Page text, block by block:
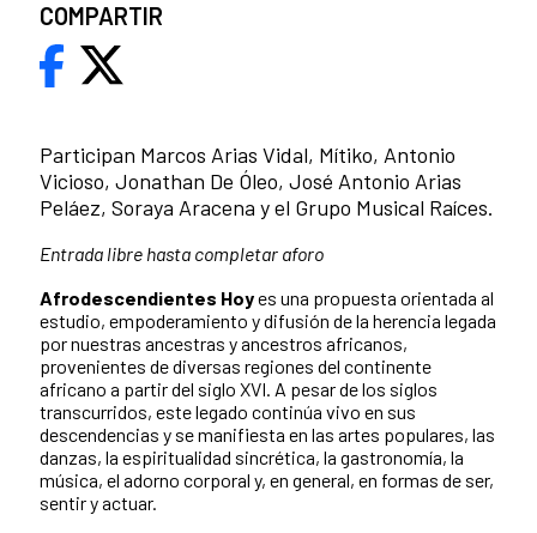
Participan Marcos Arias Vidal, Mítiko, Antonio
Vicioso, Jonathan De Óleo, José Antonio Arias
Peláez, Soraya Aracena y el Grupo Musical Raíces.
Entrada libre hasta completar aforo
Afrodescendientes Hoyes una propuesta orientada al
estudio, empoderamiento y difusión de la herencia legada
por nuestras ancestras y ancestros africanos,
provenientes de diversas regiones del continente
africano a partir del siglo XVI. A pesar de los siglos
transcurridos, este legado continúa vivo en sus
descendencias y se manifiesta en las artes populares, las
danzas, la espiritualidad sincrética, la gastronomía, la
música, el adorno corporal y, en general, en formas de ser,
sentir y actuar.
COMPARTIR